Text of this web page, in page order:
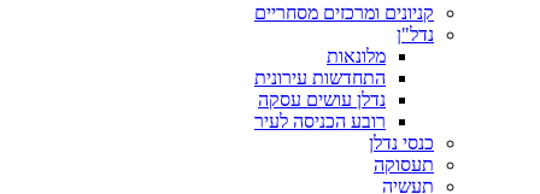
קניונים ומרכזים מסחריים
נדל"ן
מלונאות
התחדשות עירונית
נדלן עושים עסקה
רובע הכניסה לעיר
כנסי נדלן
תעסוקה
תעשיה